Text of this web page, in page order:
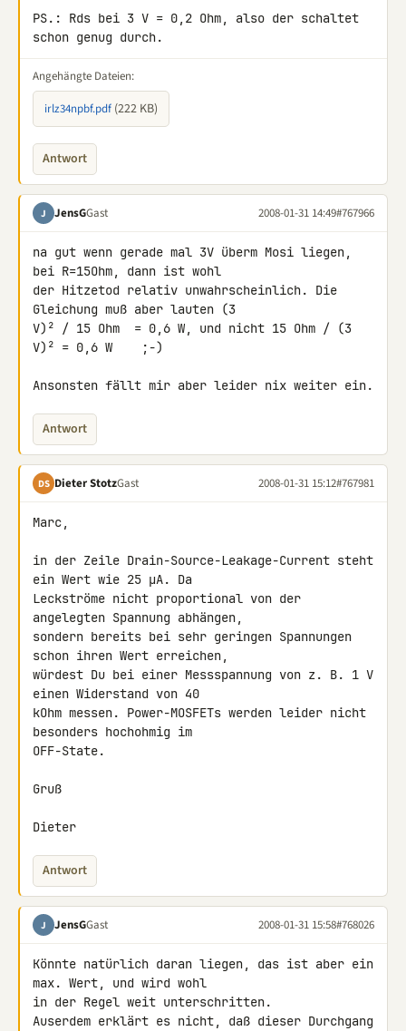
PS.: Rds bei 3 V = 0,2 Ohm, also der schaltet
schon genug durch.
Angehängte Dateien:
irlz34npbf.pdf (222 KB)
Antwort
J JensGGast 2008-01-31 14:49#767966
na gut wenn gerade mal 3V überm Mosi liegen,
bei R=15Ohm, dann ist wohl
der Hitzetod relativ unwahrscheinlich. Die
Gleichung muß aber lauten (3
V)² / 15 Ohm  = 0,6 W, und nicht 15 Ohm / (3
V)² = 0,6 W    ;-)
Ansonsten fällt mir aber leider nix weiter ein.
Antwort
DS Dieter StotzGast 2008-01-31 15:12#767981
Marc,
in der Zeile Drain-Source-Leakage-Current steht
ein Wert wie 25 µA. Da
Leckströme nicht proportional von der
angelegten Spannung abhängen,
sondern bereits bei sehr geringen Spannungen
schon ihren Wert erreichen,
würdest Du bei einer Messspannung von z. B. 1 V
einen Widerstand von 40
kOhm messen. Power-MOSFETs werden leider nicht
besonders hochohmig im
OFF-State.
Gruß
Dieter
Antwort
J JensGGast 2008-01-31 15:58#768026
Könnte natürlich daran liegen, das ist aber ein
max. Wert, und wird wohl
in der Regel weit unterschritten.
Auserdem erklärt es nicht, daß dieser Durchgang